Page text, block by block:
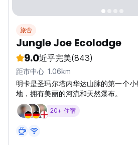
旅舍
Jungle Joe Ecolodge
9.0近乎完美(843)
距市中心 1.06km
明卡是圣玛尔塔内华达山脉的第一个
地，拥有美丽的河流和天然瀑布。
20+ 住宿